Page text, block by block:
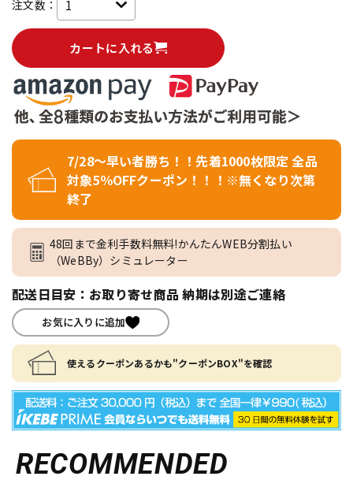
注文数：
カートに入れる
7/28～早い者勝ち！！先着1000枚限定 全品
対象5％OFFクーポン！！！※無くなり次第
終了
48回まで金利手数料無料!かんたんWEB分割払い
（WeBBy）シミュレーター
配送日目安：お取り寄せ商品 納期は別途ご連絡
お気に入りに追加
使えるクーポンあるかも"クーポンBOX"を確認
RECOMMENDED